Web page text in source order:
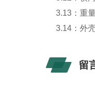
3.13：重
3.14：外
留